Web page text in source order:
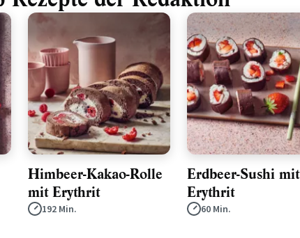
Himbeer-Kakao-Rolle
mit Erythrit
192 Min.
Erdbeer-Sushi mit
Erythrit
60 Min.